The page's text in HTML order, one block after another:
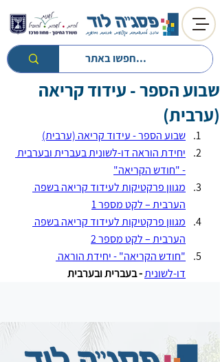
חזרה לטיפים
שבוע הספר - עידוד קריאה
(ערבית)
שבוע הספר - עידוד קריאה (ערבית)
יחידת הוראה דו-לשונית בעברית ובערבית
- "חודש הקריאה"
מגוון פרקטיקות לעידוד קריאה בשפה
הערבית – לקט מספר 1
מגוון פרקטיקות לעידוד קריאה בשפה
הערבית – לקט מספר 2
"חודש הקריאה" - יחידת הוראה
דו-לשונית - בעברית ובערבית